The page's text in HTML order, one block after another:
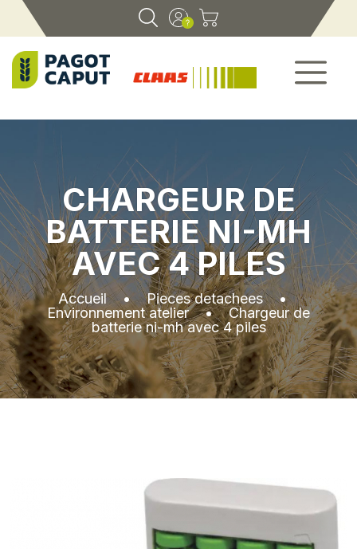
CHARGEUR DE
BATTERIE NI-MH
AVEC 4 PILES
Accueil•Pieces detachees•
Environnement atelier•Chargeur de
batterie ni-mh avec 4 piles